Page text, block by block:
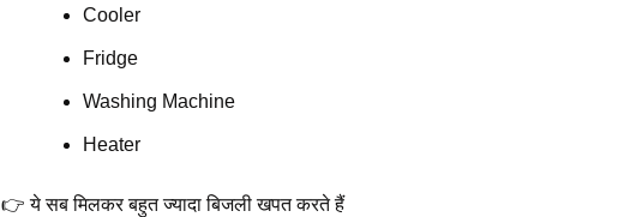
Cooler
Fridge
Washing Machine
Heater
👉 ये सब मिलकर बहुत ज्यादा बिजली खपत करते हैं